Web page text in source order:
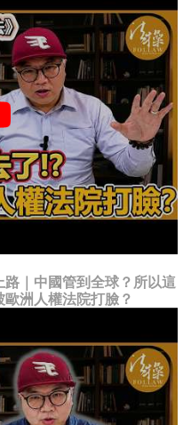
｜中國管到全球？所以這
洲人權法院打臉？